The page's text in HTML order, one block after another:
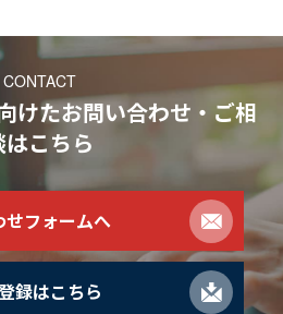
CONTACT
けたお問い合わせ・ご相
はこちら
せフォームへ
録はこちら